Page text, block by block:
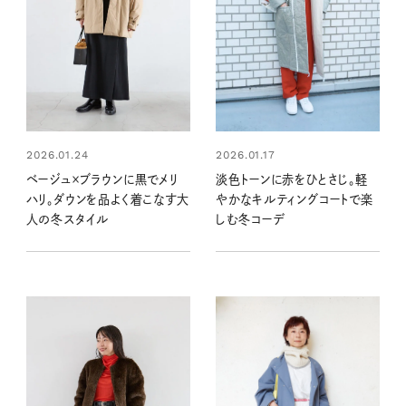
2026.01.24
ベージュ×ブラウンに黒でメリ
ハリ。ダウンを品よく着こなす大
人の冬スタイル
2026.01.17
淡色トーンに赤をひとさじ。軽
やかなキルティングコートで楽
しむ冬コーデ